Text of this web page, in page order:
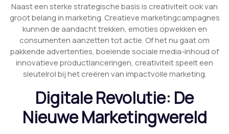
Naast een sterke strategische basis is creativiteit ook van
groot belang in marketing. Creatieve marketingcampagnes
kunnen de aandacht trekken, emoties opwekken en
consumenten aanzetten tot actie. Of het nu gaat om
pakkende advertenties, boeiende sociale media-inhoud of
innovatieve productlanceringen, creativiteit speelt een
sleutelrol bij het creëren van impactvolle marketing.
Digitale Revolutie: De
Nieuwe Marketingwereld